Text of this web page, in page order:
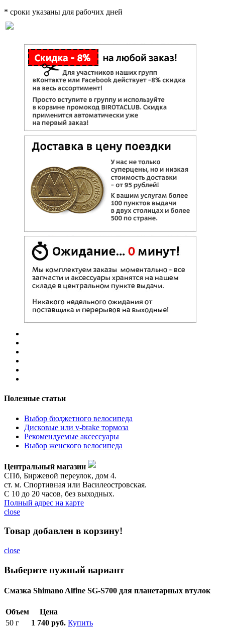
* сроки указаны для рабочих дней
Полезные статьи
Выбор бюджетного велосипеда
Дисковые или v-brake тормоза
Рекомендуемые аксессуары
Выбор женского велосипеда
Центральный магазин
СПб, Биржевой переулок, дом 4.
ст. м. Спортивная или Василеостровская.
С 10 до 20 часов, без выходных.
Полный адрес на карте
close
Товар добавлен в корзину!
close
Выберите нужный вариант
Смазка Shimano Alfine SG-S700 для планетарных втулок
Объем
Цена
50 г
1 740 руб. Купить